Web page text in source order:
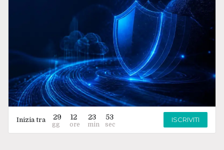
Inizia tra 29 12 23 53 ISCRIVITI